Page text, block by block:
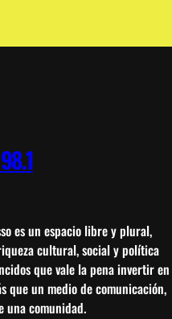
es un espacio libre y plural,
cultural, social y política
que vale la pena invertir en
que un medio de comunicación,
una comunidad.